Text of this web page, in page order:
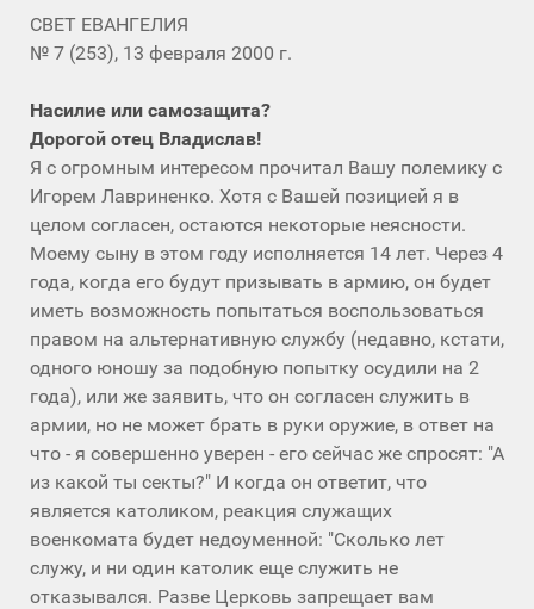
СВЕТ ЕВАНГЕЛИЯ
№ 7 (253), 13 февраля 2000 г.
Насилие или самозащита?
Дорогой отец Владислав!
Я с огромным интересом прочитал Вашу полемику с
Игорем Лавриненко. Хотя с Вашей позицией я в
целом согласен, остаются некоторые неясности.
Моему сыну в этом году исполняется 14 лет. Через 4
года, когда его будут призывать в армию, он будет
иметь возможность попытаться воспользоваться
правом на альтернативную службу (недавно, кстати,
одного юношу за подобную попытку осудили на 2
года), или же заявить, что он согласен служить в
армии, но не может брать в руки оружие, в ответ на
что - я совершенно уверен - его сейчас же спросят: "А
из какой ты секты?" И когда он ответит, что
является католиком, реакция служащих
военкомата будет недоуменной: "Сколько лет
служу, и ни один католик еще служить не
отказывался. Разве Церковь запрещает вам